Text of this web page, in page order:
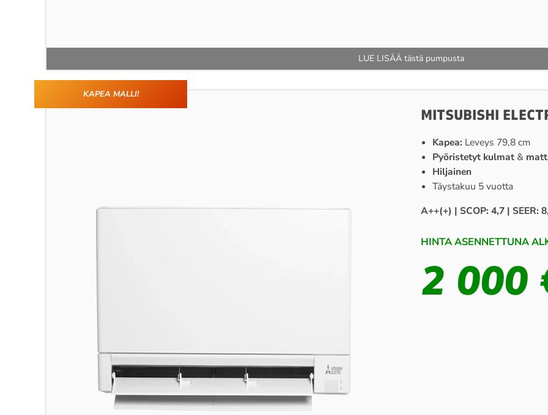
LUE LISÄÄ tästä pumpusta
KAPEA MALLI!
MITSUBISHI
Kapea: Leveys 79,8 cm
Pyöristetyt kulmat &
Hiljainen
Täystakuu 5 vuotta
A++(+) | SCOP: 4,7 | SEER:
HINTA ASENNETTUNA
2 000